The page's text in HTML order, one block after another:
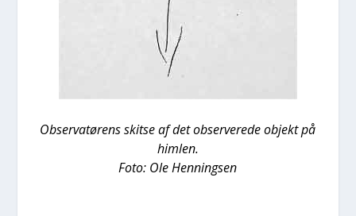
Obser­va­tø­rens skit­se af det obser­ve­re­de objekt på
him­len.
Foto: Ole Hen­nings­en